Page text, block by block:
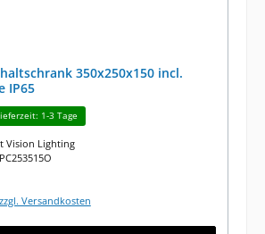
350x250x150 incl.
IP65
1-3 Tage
Vision Lighting
Versandkosten